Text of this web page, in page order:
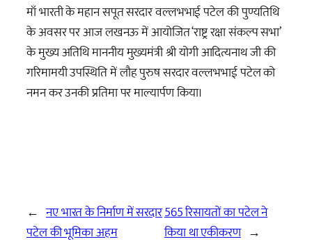
माँ भारती के महान सपूत सरदार वल्लभभाई पटेल की पुण्यतिथि
के अवसर पर आज लखनऊ में आयोजित ‘राष्ट्र रक्षा संकल्प सभा’
के मुख्य अतिथि माननीय मुख्यमंत्री श्री योगी आदित्यनाथ जी की
गरिमामयी उपस्थिति में लौह पुरुष सरदार वल्लभभाई पटेल को
नमन कर उनकी प्रतिमा पर माल्यार्पण किया।
← नए भारत के निर्माण में सरदार
पटेल की भूमिका अहम
565 रिसायतों का पटेल ने
किया था एकीकरण →